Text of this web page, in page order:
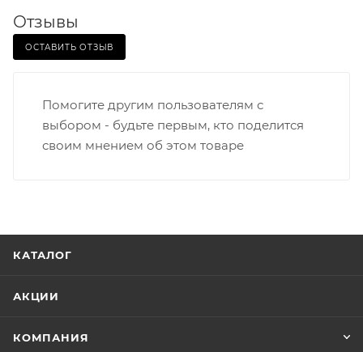
Отзывы
ОСТАВИТЬ ОТЗЫВ
Помогите другим пользователям с
выбором - будьте первым, кто поделится
своим мнением об этом товаре
КАТАЛОГ
АКЦИИ
КОМПАНИЯ